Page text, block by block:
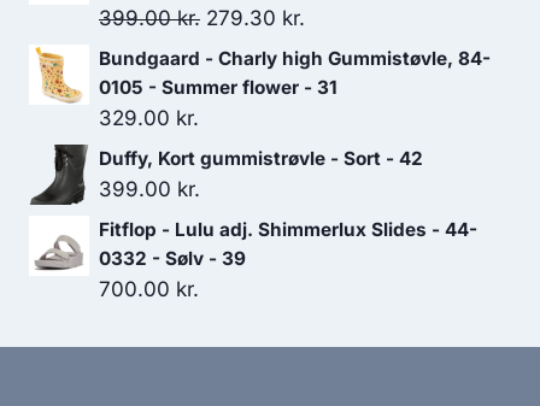
399.00kr. Den
oprindelige
pris
399.00 kr..
279.30 kr.
aktuelle
pris
279.30 kr..
Bundgaard - Charly high Gummistøvle, 84-
0105 - Summer flower - 31
329.00 kr.
Duffy, Kort gummistrøvle - Sort - 42
399.00 kr.
Fitflop - Lulu adj. Shimmerlux Slides - 44-
0332 - Sølv - 39
700.00 kr.